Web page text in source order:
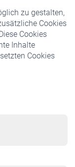
zu gestalten,
Cookies
Cookies
Inhalte
Cookies